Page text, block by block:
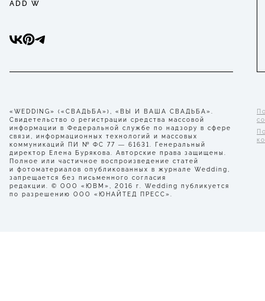
ADD W
«WEDDING» («СВАДЬБА»), «ВЫ И ВАША СВАДЬБА».
Свидетельство о регистрации средства массовой
информации в Федеральной службе по надзору в сфере
связи, информационных технологий и массовых
коммуникаций ПИ № ФС 77 — 61631. Генеральный
директор Елена Бурякова. Авторские права защищены.
Полное или частичное воспроизведение статей
и фотоматериалов опубликованных в журнале Wedding,
запрещается без письменного согласия
редакции. © ООО «ЮВМ», 2016 г. Wedding публикуется
по разрешению ООО «ЮНАЙТЕД ПРЕСС».